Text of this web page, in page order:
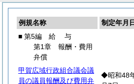
例規名称 制定年月日
■ 第5編 給 与
第1章 報酬・費用
弁償
甲賀広域行政組合議会議
員の議員報酬及び費用弁
◆昭和48